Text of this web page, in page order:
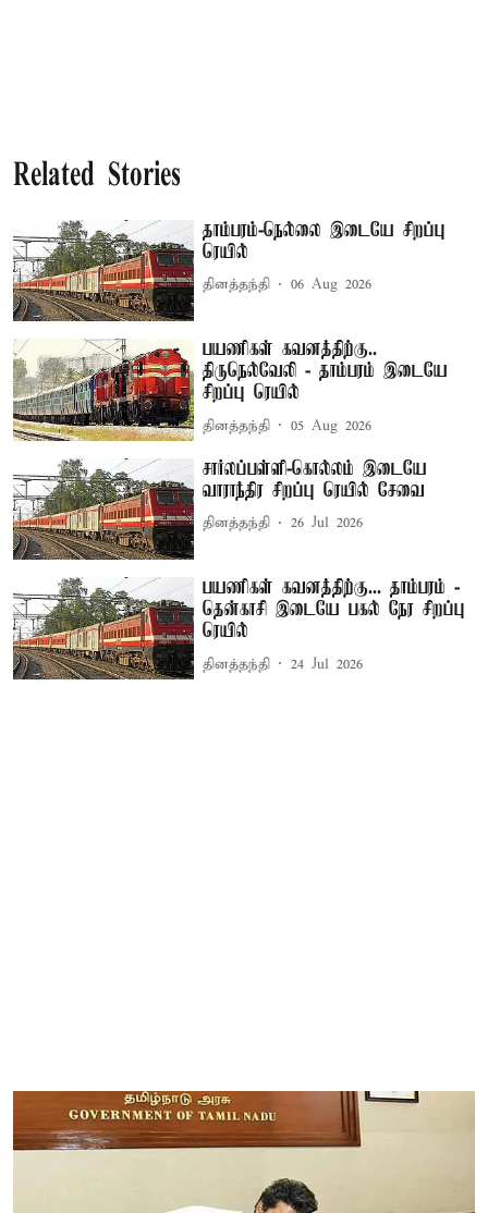
Related Stories
தாம்பரம்-நெல்லை இடையே சிறப்பு
ரெயில்
தினத்தந்தி 06 Aug 2026
பயணிகள் கவனத்திற்கு..
திருநெல்வேலி - தாம்பரம் இடையே
சிறப்பு ரெயில்
தினத்தந்தி 05 Aug 2026
சார்லப்பள்ளி-கொல்லம் இடையே
வாராந்திர சிறப்பு ரெயில் சேவை
தினத்தந்தி 26 Jul 2026
பயணிகள் கவனத்திற்கு... தாம்பரம் -
தென்காசி இடையே பகல் நேர சிறப்பு
ரெயில்
தினத்தந்தி 24 Jul 2026